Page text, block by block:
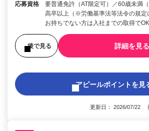
応募資格
要普通免許（AT限定可）／60歳未満
高卒以上（※労働基準法等法令の規
お持ちでない方は入社までの取得でOK
後で見る 詳細を見る
アピールポイントを見
更新日： 2026/07/22